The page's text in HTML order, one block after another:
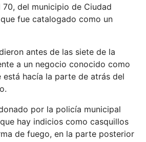
70, del municipio de Ciudad
fue catalogado como un
antes de las siete de la
a un negocio conocido como
está hacía la parte de atrás del
por la policía municipal
hay indicios como casquillos
de fuego, en la parte posterior